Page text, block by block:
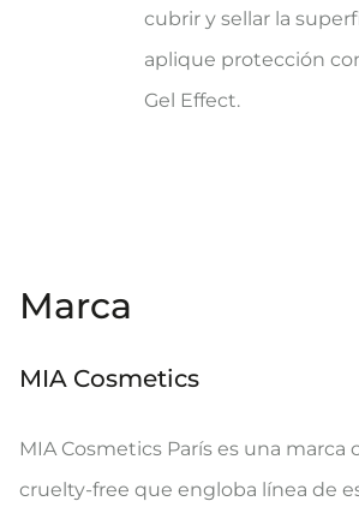
cubrir y sellar la
aplique protección
Gel Effect.
Marca
MIA Cosmetics
MIA Cosmetics París es una marca
cruelty-free que engloba línea de